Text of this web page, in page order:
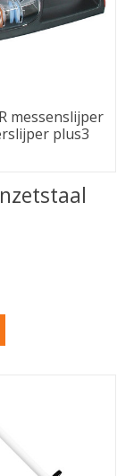
messenslijper
plus3